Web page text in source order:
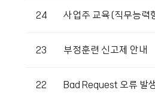
24 사업주 교육(직무능력
23 부정훈련 신고제 안내
22 Bad Request 오류 발